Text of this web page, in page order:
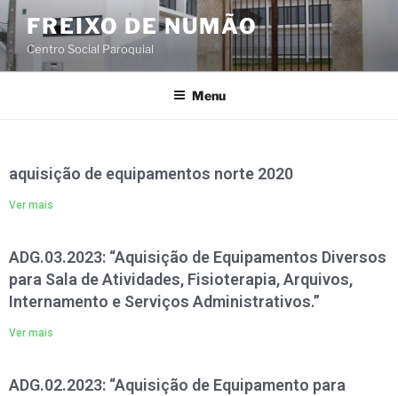
FREIXO DE NUMÃO
Centro Social Paroquial
Menu
aquisição de equipamentos norte 2020
Ver mais
ADG.03.2023: “Aquisição de Equipamentos Diversos
para Sala de Atividades, Fisioterapia, Arquivos,
Internamento e Serviços Administrativos.”
Ver mais
ADG.02.2023: “Aquisição de Equipamento para